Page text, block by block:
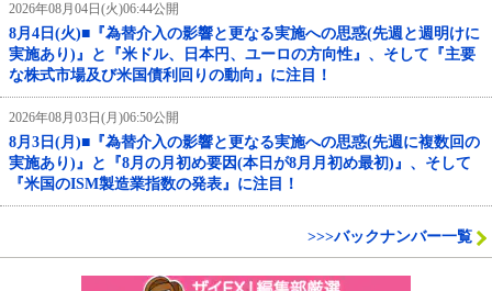
2026年08月04日(火)06:44公開
8月4日(火)■『為替介入の影響と更なる実施への思惑(先週と週明けに
実施あり)』と『米ドル、日本円、ユーロの方向性』、そして『主要
な株式市場及び米国債利回りの動向』に注目！
2026年08月03日(月)06:50公開
8月3日(月)■『為替介入の影響と更なる実施への思惑(先週に複数回の
実施あり)』と『8月の月初め要因(本日が8月月初め最初)』、そして
『米国のISM製造業指数の発表』に注目！
>>>バックナンバー一覧